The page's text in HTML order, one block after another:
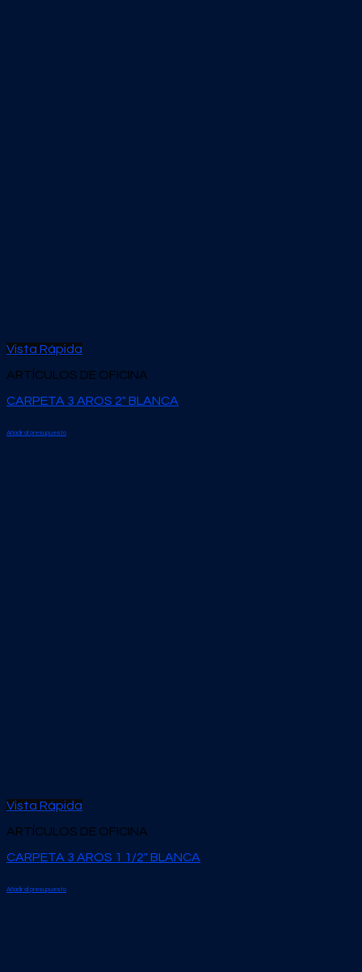
Vista Rápida
ARTÍCULOS DE OFICINA
CARPETA 3 AROS 2″ BLANCA
Añadir al presupuesto
Vista Rápida
ARTÍCULOS DE OFICINA
CARPETA 3 AROS 1 1/2″ BLANCA
Añadir al presupuesto